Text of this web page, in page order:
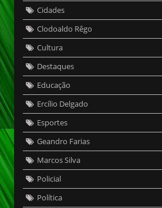
Cidades
Clodoaldo Rêgo
Cultura
Destaques
Educação
Ercílio Delgado
Esportes
Geandro Farias
Marcos Silva
Policial
Política